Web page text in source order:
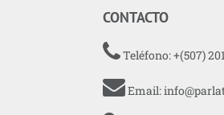
CONTACTO
Teléfono: +(507)
Email: